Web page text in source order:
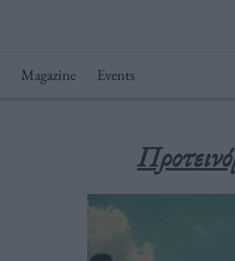
Magazine Events